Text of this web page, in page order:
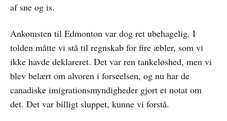
af sne og is.
Ankomsten til Edmonton var dog ret ubehagelig. I
tolden måtte vi stå til regnskab for fire æbler, som vi
ikke havde deklareret. Det var ren tankeløshed, men vi
blev belært om alvoren i forseelsen, og nu har de
canadiske imigrationsmyndigheder gjort et notat om
det. Det var billigt sluppet, kunne vi forstå.